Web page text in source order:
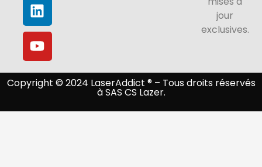
jour
exclusives.
Copyright © 2024 LaserAddict ® – Tous droits réservés
à SAS CS Lazer.